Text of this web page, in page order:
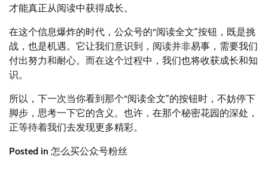
才能真正从阅读中获得成长。
在这个信息爆炸的时代，公众号的“阅读全文”按钮，既是挑
战，也是机遇。它让我们意识到，阅读并非易事，需要我们
付出努力和耐心。而在这个过程中，我们也将收获成长和知
识。
所以，下一次当你看到那个“阅读全文”的按钮时，不妨停下
脚步，思考一下它的含义。也许，在那个秘密花园的深处，
正等待着我们去发现更多精彩。
Posted in 怎么买公众号粉丝